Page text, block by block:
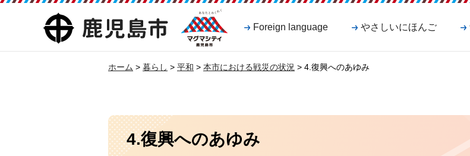
鹿児島市
マグマシティ
鹿児島市
Foreign language やさしいにほんご
ホーム > 暮らし > 平和 > 本市における戦災の状況 > 4.復興へのあゆみ
4.復興へのあゆみ